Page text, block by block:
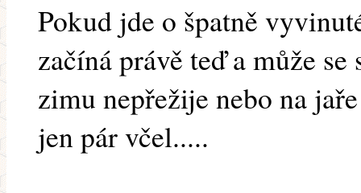
Pokud jde o špatně
začíná právě teď a může
zimu nepřežije nebo na
jen pár včel.....